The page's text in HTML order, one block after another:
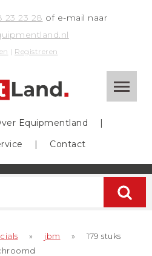
23 23 28 of e-mail naar
| Registreren
Equipmentland
|
| Contact
» jbm »
179 stuks